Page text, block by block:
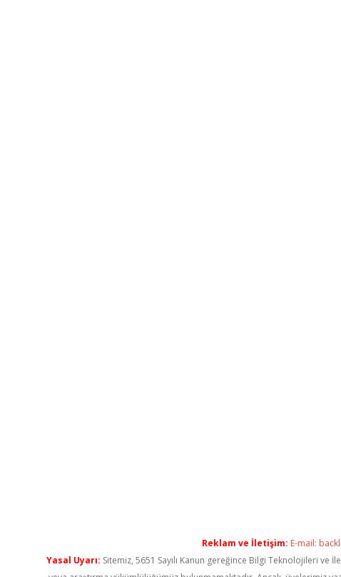
Reklam ve İletişim: E-mail:
Yasal Uyarı: Sitemiz, 5651 Sayılı Kanun gereğince Bilgi Teknolojileri